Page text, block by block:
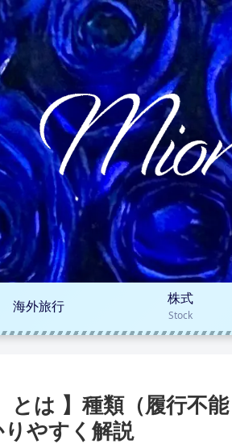
海外旅行
株式
Stock
は 】種類（履行不
やすく解説